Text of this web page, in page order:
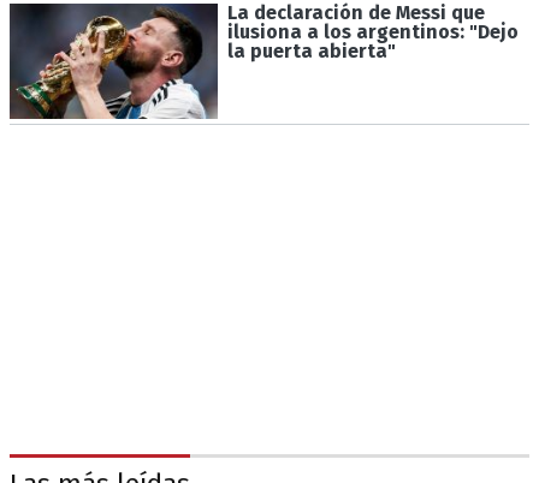
La declaración de Messi que
ilusiona a los argentinos: "Dejo
la puerta abierta"